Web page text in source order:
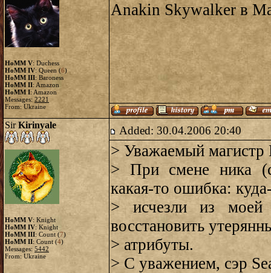
HoMM V: Duchess
HoMM IV: Queen (6)
HoMM III: Baroness
HoMM II: Amazon
HoMM I: Amazon
Messages: 2221
From: Ukraine
Anakin Skywalker в
SirKirinyale
HoMM V: Knight
HoMM IV: Knight
HoMM III: Count (7)
HoMM II: Count (4)
Messages: 5442
From: Ukraine
Added: 30.04.2006 20:40
> Уважаемый
> При смене ника
какая-то ошибка:
> исчезли из
восстановить
> атрибуты.
> С уважением, сэр